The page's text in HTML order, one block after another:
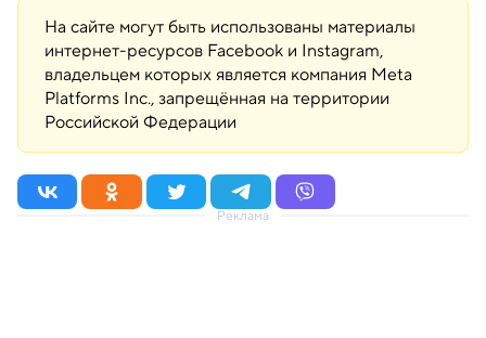
На сайте могут быть использованы материалы
интернет-ресурсов Facebook и Instagram,
владельцем которых является компания Meta
Platforms Inc., запрещённая на территории
Российской Федерации
Реклама